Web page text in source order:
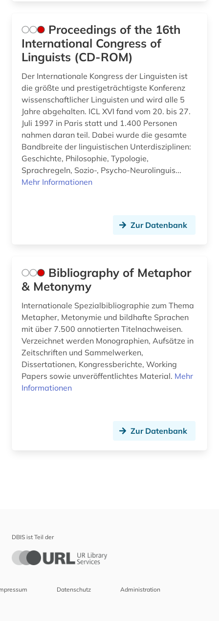
Proceedings of the 16th
International Congress of
Linguists (CD-ROM)
Der Internationale Kongress der Linguisten ist
die größte und prestigeträchtigste Konferenz
wissenschaftlicher Linguisten und wird alle 5
Jahre abgehalten. ICL XVI fand vom 20. bis 27.
Juli 1997 in Paris statt und 1.400 Personen
nahmen daran teil. Dabei wurde die gesamte
Bandbreite der linguistischen Unterdisziplinen:
Geschichte, Philosophie, Typologie,
Sprachregeln, Sozio-, Psycho-Neurolinguis...
Mehr Informationen
Zur Datenbank
Bibliography of Metaphor
& Metonymy
Internationale Spezialbibliographie zum Thema
Metapher, Metonymie und bildhafte Sprachen
mit über 7.500 annotierten Titelnachweisen.
Verzeichnet werden Monographien, Aufsätze in
Zeitschriften und Sammelwerken,
Dissertationen, Kongressberichte, Working
Papers sowie unveröffentlichtes Material. Mehr
Informationen
Zur Datenbank
DBIS ist Teil der
Datenschutz Administration